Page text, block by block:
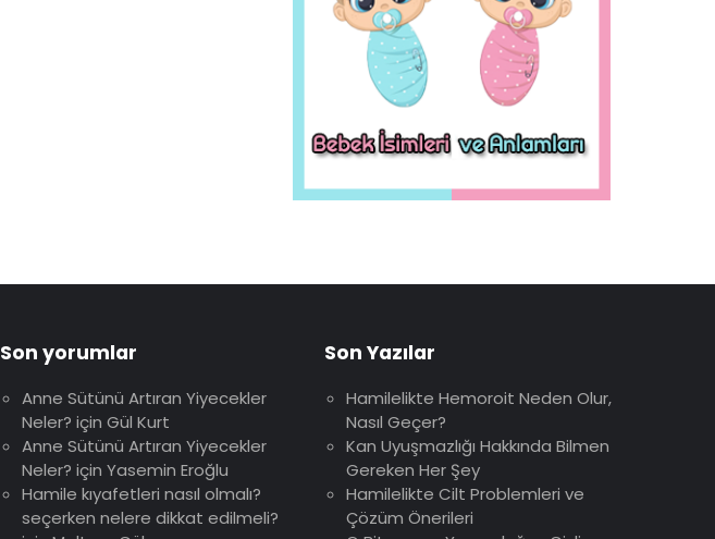
Son yorumlar
Anne Sütünü Artıran Yiyecekler
Neler? için Gül Kurt
Anne Sütünü Artıran Yiyecekler
Neler? için Yasemin Eroğlu
Hamile kıyafetleri nasıl olmalı?
seçerken nelere dikkat edilmeli?
Son Yazılar
Hamilelikte Hemoroit Neden Olur,
Nasıl Geçer?
Kan Uyuşmazlığı Hakkında Bilmen
Gereken Her Şey
Hamilelikte Cilt Problemleri ve
Çözüm Önerileri